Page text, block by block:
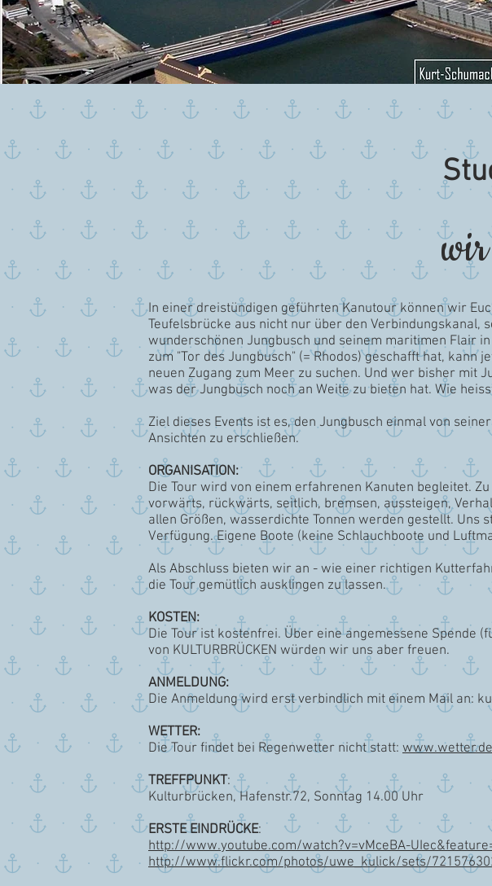
In einer dreistündigen geführten Kanutour können wir
Teufelsbrücke aus nicht nur über den Verbindungskanal,
wunderschönen Jungbusch und seinem maritimen Flair
zum "Tor des Jungbusch" (= Rhodos) geschafft hat,
neuen Zugang zum Meer zu suchen. Und wer bisher mit
was der Jungbusch noch an Weite zu bieten hat. Wie
Ziel dieses Events ist es, den Jungbusch einmal von
Ansichten zu erschließen.
ORGANISATION:
Die Tour wird von einem erfahrenen Kanuten begleitet.
vorwärts, rückwärts, seitlich, bremsen, aussteigen,
allen Größen, wasserdichte Tonnen werden gestellt.
Verfügung. Eigene Boote (keine Schlauchboote und
Als Abschluss bieten wir an - wie einer richtigen
die Tour gemütlich ausklingen zu lassen.
KOSTEN:
Die Tour ist kostenfrei. Über eine angemessene Spende
von KULTURBRÜCKEN würden wir uns aber freuen.
ANMELDUNG:
Die Anmeldung wird erst verbindlich mit einem Mail an:
WETTER:
Die Tour findet bei Regenwetter nicht statt: www.wetter.de
TREFFPUNKT:
Kulturbrücken, Hafenstr.72, Sonntag 14.00 Uhr
ERSTE EINDRÜCKE:
http://www.youtube.com/watch?v=vMceBA-
http://www.flickr.com/photos/uwe_kulick/sets/